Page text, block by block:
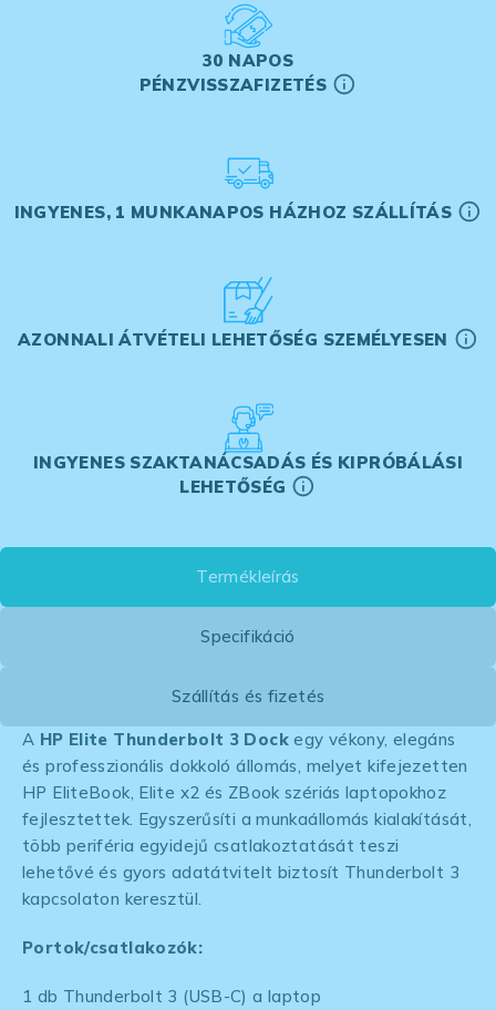
30 NAPOS
PÉNZVISSZAFIZETÉS
INGYENES, 1 MUNKANAPOS HÁZHOZ SZÁLLÍTÁS
AZONNALI ÁTVÉTELI LEHETŐSÉG SZEMÉLYESEN
INGYENES SZAKTANÁCSADÁS ÉS KIPRÓBÁLÁSI
LEHETŐSÉG
Termékleírás
Specifikáció
Szállítás és fizetés
A HP Elite Thunderbolt 3 Dockegy vékony, elegáns
és professzionális dokkoló állomás, melyet kifejezetten
HP EliteBook, Elite x2 és ZBook szériás laptopokhoz
fejlesztettek. Egyszerűsíti a munkaállomás kialakítását,
több periféria egyidejű csatlakoztatását teszi
lehetővé és gyors adatátvitelt biztosít Thunderbolt 3
kapcsolaton keresztül.
Portok/csatlakozók:
1 db Thunderbolt 3 (USB-C) a laptop